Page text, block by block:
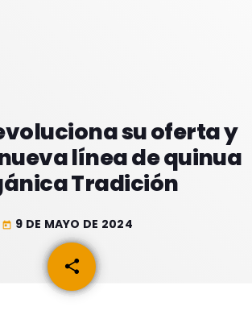
su oferta y
línea de quinua
Tradición
today 9 DE MAYO DE 2024
share
email